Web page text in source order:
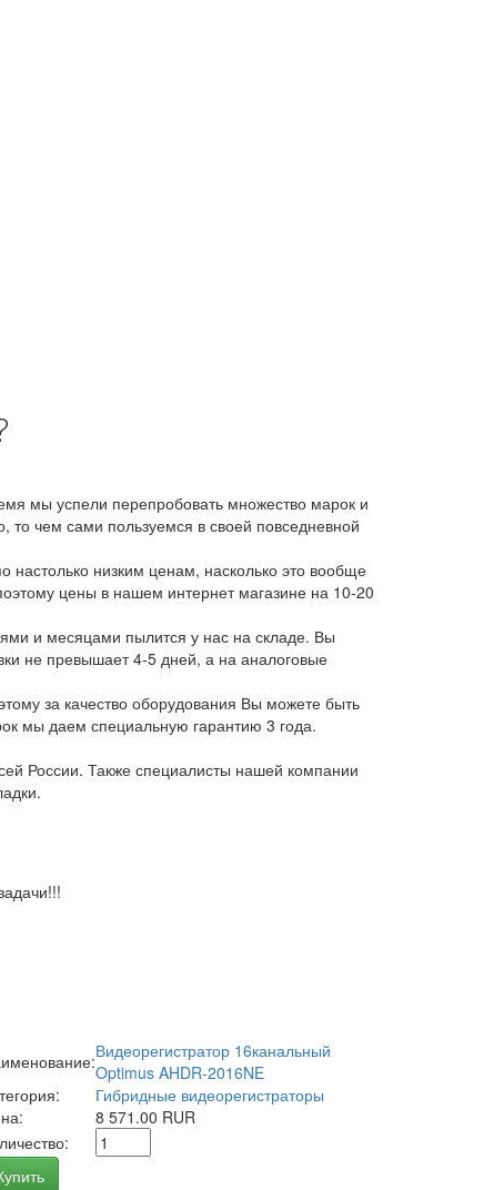
мы успели перепробовать множество марок и
чем сами пользуемся в своей повседневной
настолько низким ценам, насколько это вообще
цены в нашем интернет магазине на 10-20
и месяцами пылится у нас на складе. Вы
не превышает 4-5 дней, а на аналоговые
за качество оборудования Вы можете быть
мы даем специальную гарантию 3 года.
России. Также специалисты нашей компании
Видеорегистратор 16канальный
Optimus AHDR-2016NE
Гибридные видеорегистраторы
8 571.00 RUR